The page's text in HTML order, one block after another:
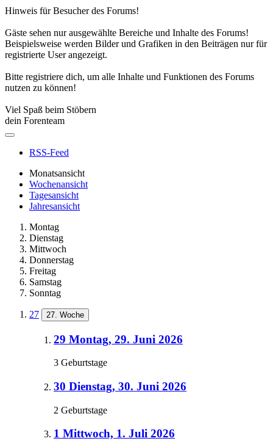
Hinweis für Besucher des Forums!
Gäste sehen nur ausgewählte Bereiche und Inhalte des Forums!
Beispielsweise werden Bilder und Grafiken in den Beiträgen nur für
registrierte User angezeigt.
Bitte registriere dich, um alle Inhalte und Funktionen des Forums
nutzen zu können!
Viel Spaß beim Stöbern
dein Forenteam
RSS-Feed
Monatsansicht
Wochenansicht
Tagesansicht
Jahresansicht
Montag
Dienstag
Mittwoch
Donnerstag
Freitag
Samstag
Sonntag
27 27. Woche
29 Montag, 29. Juni 2026
3 Geburtstage
30 Dienstag, 30. Juni 2026
2 Geburtstage
1 Mittwoch, 1. Juli 2026